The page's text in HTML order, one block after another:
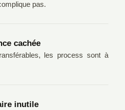
pas.
cachée
les process sont à
inutile